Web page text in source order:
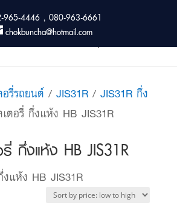
965-4446 , 080-963-6661
chokbuncha@hotmail.com
รี่รถยนต์/ JIS31R/ JIS31R กึ่ง
ตอรี่ กึ่งแห้ง HB JIS31R
กึ่งแห้ง HB JIS31R
แห้ง HB JIS31R